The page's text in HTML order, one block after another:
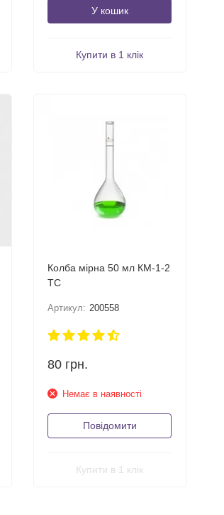
У кошик
Купити в 1 клік
Колба мірна 50 мл КМ-1-2
ТС
Артикул: 200558
80 грн.
Немає в наявності
Повідомити
Купити в 1 клік